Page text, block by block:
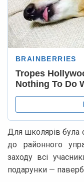
Для школярів була
до районного
заходу всі
подарунки —